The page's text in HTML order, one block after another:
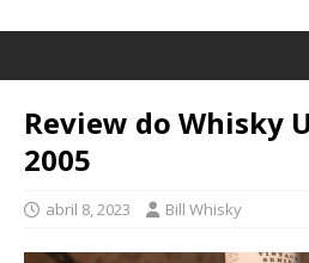
Review do Whisky
2005
abril 8, 2023 Bill Whisky